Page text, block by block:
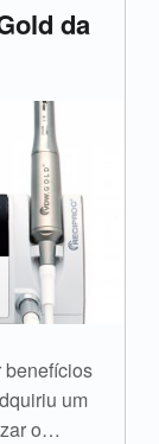
da
benefícios
um
o…